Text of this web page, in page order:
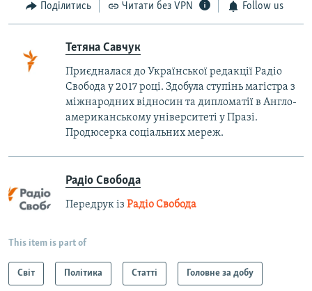
Поділитись Читати без VPN Follow us
Тетяна Савчук
Приєдналася до Української редакції Радіо
Свобода у 2017 році. Здобула ступінь магістра з
міжнародних відносин та дипломатії в Англо-
американському університеті у Празі.
Продюсерка соціальних мереж.
Радіо Свобода
Передрук із Радіо Свобода
This item is part of
Світ Політика Статті Головне за добу